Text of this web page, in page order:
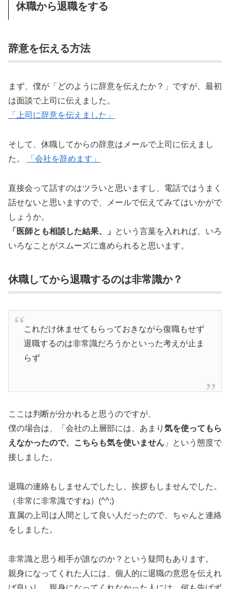
休職から退職をする
辞意を伝える方法
まず、僕が「どのように辞意を伝えたか？」ですが、最初
は面談で上司に伝えました。
「上司に辞意を伝えました」
そして、休職してからの辞意はメールで上司に伝えまし
た。
「会社を辞めます」
直接会って話すのはツラいと思いますし、電話ではうまく
話せないと思いますので、メールで伝えてみてはいかがで
しょうか。
「医師とも相談した結果、」
という言葉を入れれば、いろ
いろなことがスムーズに進められると思います。
休職してから退職するのは非常識か？
これだけ休ませてもらっておきながら復職もせず
退職するのは非常識だろうかといった考えが止ま
らず
ここは判断が分かれると思うのですが、
僕の場合は、「会社の上層部には、あまり 気を使ってもら
えなかったので、こちらも気を使いません 」という態度で
接しました。
退職の連絡もしませんでしたし、挨拶もしませんでした。
（非常に非常識ですね）(^^;)
直属の上司は人間として良い人だったので、ちゃんと連絡
をしました。
非常識と思う相手が誰なのか？という疑問もあります。
親身になってくれた人には、個人的に退職の意思を伝えれ